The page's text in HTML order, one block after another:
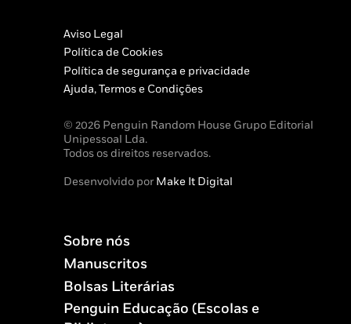
Aviso Legal
Política de Cookies
Política de segurança e privacidade
Ajuda, Termos e Condições
© 2026 Penguin Random House Grupo Editorial
Unipessoal Lda.
Todos os direitos reservados.
Desenvolvido porMake It Digital
Sobre nós
Manuscritos
Bolsas Literárias
Penguin Educação (Escolas e